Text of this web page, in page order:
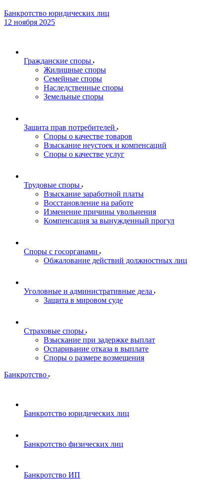
Банкротство юридических лиц
12 ноября 2025
Гражданские споры
Жилищные споры
Семейные споры
Наследственные споры
Земельные споры
Защита прав потребителей
Споры о качестве товаров
Взыскание неустоек и компенсаций
Споры о качестве услуг
Трудовые споры
Взыскание заработной платы
Восстановление на работе
Изменение причины увольнения
Компенсация за вынужденный прогул
Споры с госорганами
Обжалование действий должностных лиц
Уголовные и административные дела
Защита в мировом суде
Страховые споры
Взыскание при задержке выплат
Оспаривание отказа в выплате
Споры о размере возмещения
Банкротство
Банкротство юридических лиц
Банкротство физических лиц
Банкротство ИП